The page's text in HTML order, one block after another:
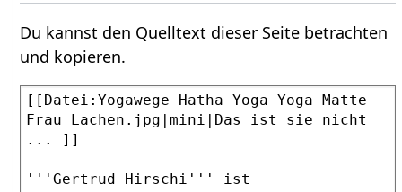
Du kannst den Quelltext dieser Seite betrachten
und kopieren.